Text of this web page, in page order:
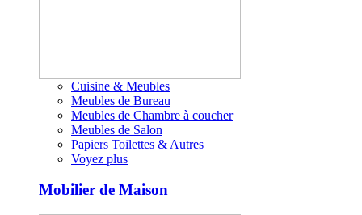
Cuisine & Meubles
Meubles de Bureau
Meubles de Chambre à coucher
Meubles de Salon
Papiers Toilettes & Autres
Voyez plus
Mobilier de Maison